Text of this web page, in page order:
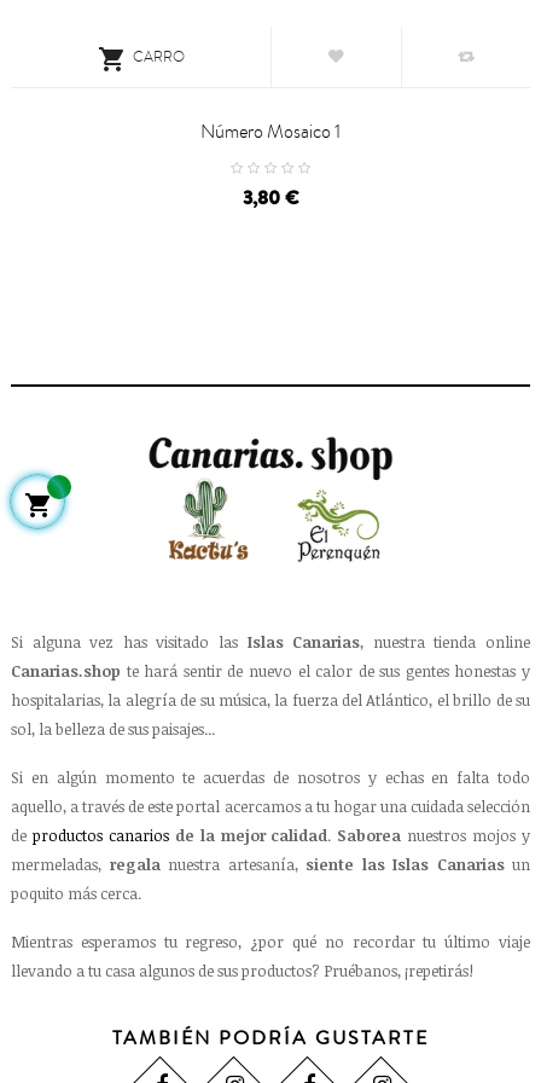
 CARRO
Número Mosaico 1
Precio
3,80 €
Si alguna vez has visitado las Islas Canarias, nuestra tienda online
Canarias.shop te hará sentir de nuevo el calor de sus gentes honestas y
hospitalarias, la alegría de su música, la fuerza del Atlántico, el brillo de su
sol, la belleza de sus paisajes...
Si en algún momento te acuerdas de nosotros y echas en falta todo
aquello, a través de este portal acercamos a tu hogar una cuidada selección
de productos canariosde la mejor calidad. Saborea nuestros mojos y
mermeladas, regalanuestra artesanía, siente las Islas Canariasun
poquito más cerca.
Mientras esperamos tu regreso, ¿por qué no recordar tu último viaje
llevando a tu casa algunos de sus productos? Pruébanos, ¡repetirás!
TAMBIÉN PODRÍA GUSTARTE
